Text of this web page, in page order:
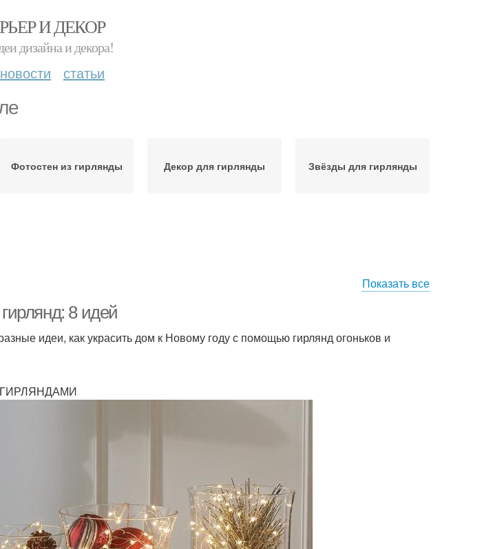
И ДЕКОР
дизайна и декора!
новости статьи
Фотостен из гирлянды Декор для гирлянды Звёзды для гирлянды
Показать все
8 идей
идеи, как украсить дом к Новому году с помощью гирлянд огоньков и